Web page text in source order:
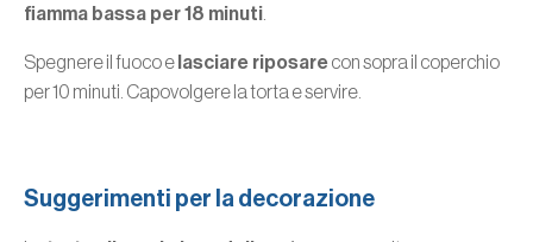
fiamma bassa per 18 minuti
Spegnere il fuoco elasciare riposarecon sopra il coperchio
per 10 minuti. Capovolgere la torta e servire.
Suggerimenti per la decorazione